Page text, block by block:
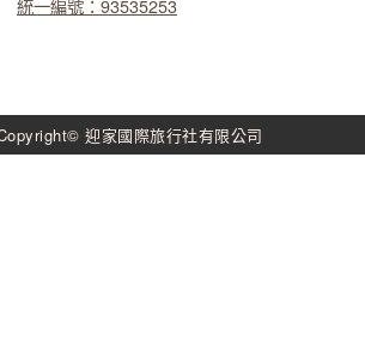
統一編號：93535253
迎家國際旅行社有限公司